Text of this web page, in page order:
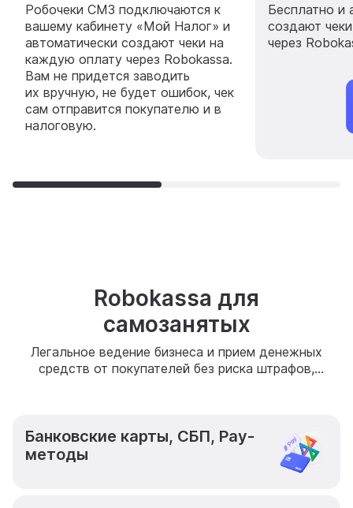
Робочеки СМЗ подключаются к
вашему кабинету «Мой Налог» и
автоматически создают чеки на
каждую оплату через Robokassa.
Вам не придется заводить
их вручную, не будет ошибок, чек
сам отправится покупателю и в
налоговую.
Бесплатно и
создают
через
Robokassa для
самозанятых
Легальное ведение бизнеса и прием денежных
средств от покупателей без риска штрафов,
приложению, группе или сообществу в
социальных сетях или мессенджерах.
Банковские карты, СБП, Pay-
методы